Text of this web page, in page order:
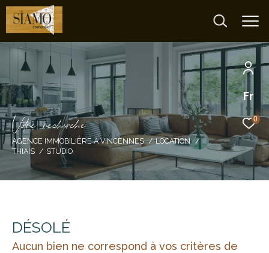
Fr
0
Vore recece
AGENCE IMMOBILIÈRE À VINCENNES
LOCATION
THIAIS
STUDIO
DÉSOLÉ
Aucun bien ne correspond à vos critères de